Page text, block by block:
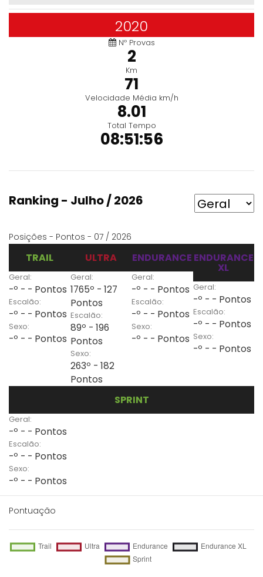
2020
Nº Provas
2
Km
71
Velocidade Média km/h
8.01
Total Tempo
08:51:56
Ranking - Julho / 2026
Posições - Pontos - 07 / 2026
TRAIL
Geral:
-º - - Pontos
Escalão:
-º - - Pontos
Sexo:
-º - - Pontos
ULTRA
Geral:
1765º - 127
Pontos
Escalão:
89º - 196
Pontos
Sexo:
263º - 182
Pontos
ENDURANCE
Geral:
-º - - Pontos
Escalão:
-º - - Pontos
Sexo:
-º - - Pontos
ENDURANCE
XL
Geral:
-º - - Pontos
Escalão:
-º - - Pontos
Sexo:
-º - - Pontos
SPRINT
Geral:
-º - - Pontos
Escalão:
-º - - Pontos
Sexo:
-º - - Pontos
Pontuação